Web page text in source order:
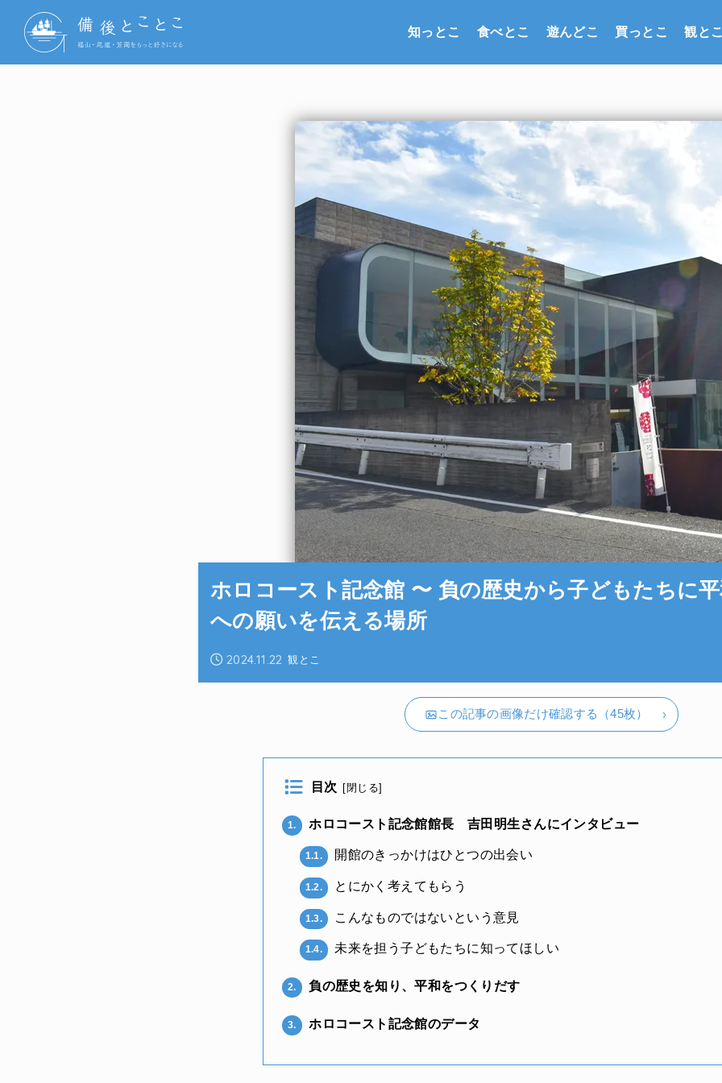
知っとこ 食べとこ 遊んどこ 買っとこ 観と
観とこ
2024.11.22
ホロコースト記念館 〜 負の歴史から子どもたちに
への願いを伝える場所
この記事の画像だけ確認する（45枚）
目次 [閉じる]
1. ホロコースト記念館館長 吉田明生さんにインタビュー
1.1. 開館のきっかけはひとつの出会い
1.2. とにかく考えてもらう
1.3. こんなものではないという意見
1.4. 未来を担う子どもたちに知ってほしい
2. 負の歴史を知り、平和をつくりだす
3. ホロコースト記念館のデータ